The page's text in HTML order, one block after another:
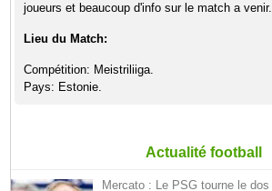
joueurs et beaucoup d'info sur le match a venir.
Lieu du Match:
Compétition: Meistriliiga.
Pays: Estonie.
Actualité football
Mercato : Le PSG tourne le dos